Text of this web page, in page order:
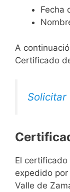
Fecha
A
Certificado
El
expedido
Valle de